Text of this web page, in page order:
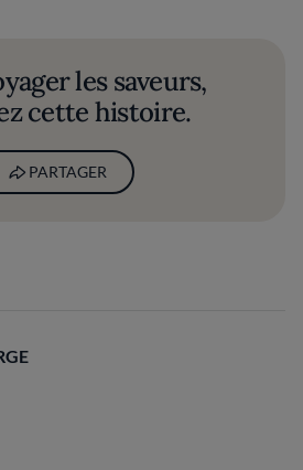
les saveurs,
cette histoire.
PARTAGER